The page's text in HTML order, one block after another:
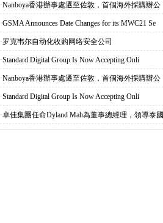
·Nanboya香港辦事處遷至佐敦，首個海外採購辦公
·GSMA Announces Date Changes for its MWC21 Se
·罗克韦尔自动化收购网络安全公司
·Standard Digital Group Is Now Accepting Onli
·Nanboya香港辦事處遷至佐敦，首個海外採購辦公
·Standard Digital Group Is Now Accepting Onli
·卓佳集團任命Dyland Mah為董事總經理，領導泰國